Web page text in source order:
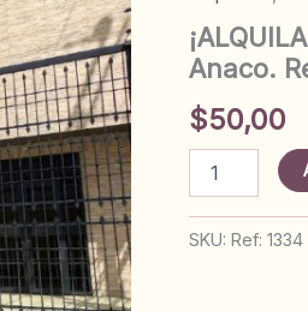
Anaco.
$50,00
¡ALQUILADO!
Local
calle
SKU: Ref: 1334